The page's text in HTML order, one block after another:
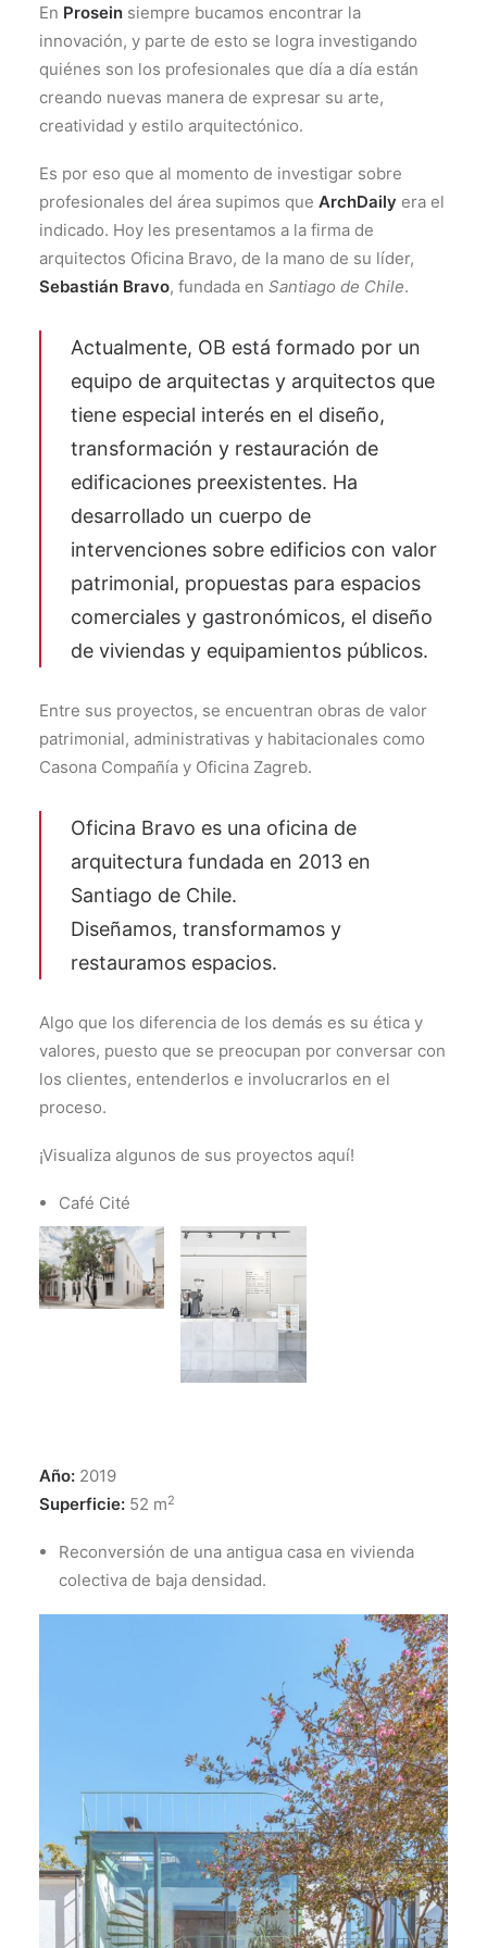
ENCUÉNTRANOS
CONTACTO
En Prosein siempre bucamos encontrar la
innovación, y parte de esto se logra investigando
quiénes son los profesionales que día a día están
creando nuevas manera de expresar su arte,
creatividad y estilo arquitectónico.
Es por eso que al momento de investigar sobre
profesionales del área supimos que ArchDaily era el
indicado. Hoy les presentamos a la firma de
arquitectos Oficina Bravo, de la mano de su líder,
Sebastián Bravo, fundada en Santiago de Chile.
Actualmente, OB está formado por un
equipo de arquitectas y arquitectos que
tiene especial interés en el diseño,
transformación y restauración de
edificaciones preexistentes. Ha
desarrollado un cuerpo de
intervenciones sobre edificios con valor
patrimonial, propuestas para espacios
comerciales y gastronómicos, el diseño
de viviendas y equipamientos públicos.
Entre sus proyectos, se encuentran obras de valor
patrimonial, administrativas y habitacionales como
Ca­so­na Com­pa­ñía y Oficina Zagreb.
Oficina Bravo es una oficina de
arquitectura fundada en 2013 en
Santiago de Chile.
Diseñamos, transformamos y
restauramos espacios.
Algo que los diferencia de los demás es su ética y
valores, puesto que se preocupan por conversar con
los clientes, entenderlos e involucrarlos en el
proceso.
¡Visualiza algunos de sus proyectos aquí!
Café Cité
Año: 2019
Superficie: 52 m2
Reconversión de una antigua casa en vivienda
colectiva de baja densidad.